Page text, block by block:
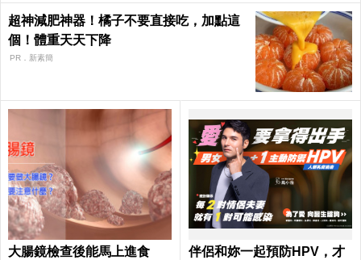
超神減肥神器！橘子不要直接吃，加點這
個！體重天天下降
PR．新素簡
大腸鏡檢查後能馬上進食
伴侶和妳一起預防HPV，才